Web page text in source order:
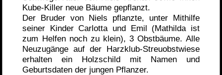
Kube-Killer neue Bäume gepflanzt.
Der Bruder von Niels pflanzte, unter Mithilfe
seiner Kinder Carlotta und Emil (Mathilda ist
zum Helfen noch zu klein), 3 Obstbäume. Alle
Neuzugänge auf der Harzklub-Streuobstwiese
erhalten ein Holzschild mit Namen und
Geburtsdaten der jungen Pflanzer.